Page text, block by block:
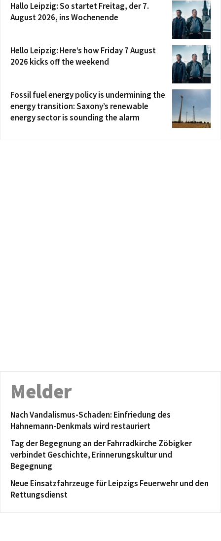
Hallo Leipzig: So startet Freitag, der 7.
August 2026, ins Wochenende
Hello Leipzig: Here’s how Friday 7 August
2026 kicks off the weekend
Fossil fuel energy policy is undermining the
energy transition: Saxony’s renewable
energy sector is sounding the alarm
Melder
Nach Vandalismus-Schaden: Einfriedung des
Hahnemann-Denkmals wird restauriert
Tag der Begegnung an der Fahrradkirche Zöbigker
verbindet Geschichte, Erinnerungskultur und
Begegnung
Neue Einsatzfahrzeuge für Leipzigs Feuerwehr und den
Rettungsdienst